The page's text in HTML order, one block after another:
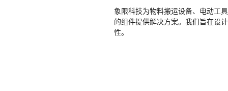
象限科技为物料搬运设备、电动工
的组件提供解决方案。我们旨在设
性。